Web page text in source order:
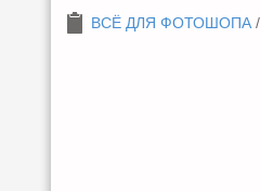
ВСЁ ДЛЯ ФОТОШОПА